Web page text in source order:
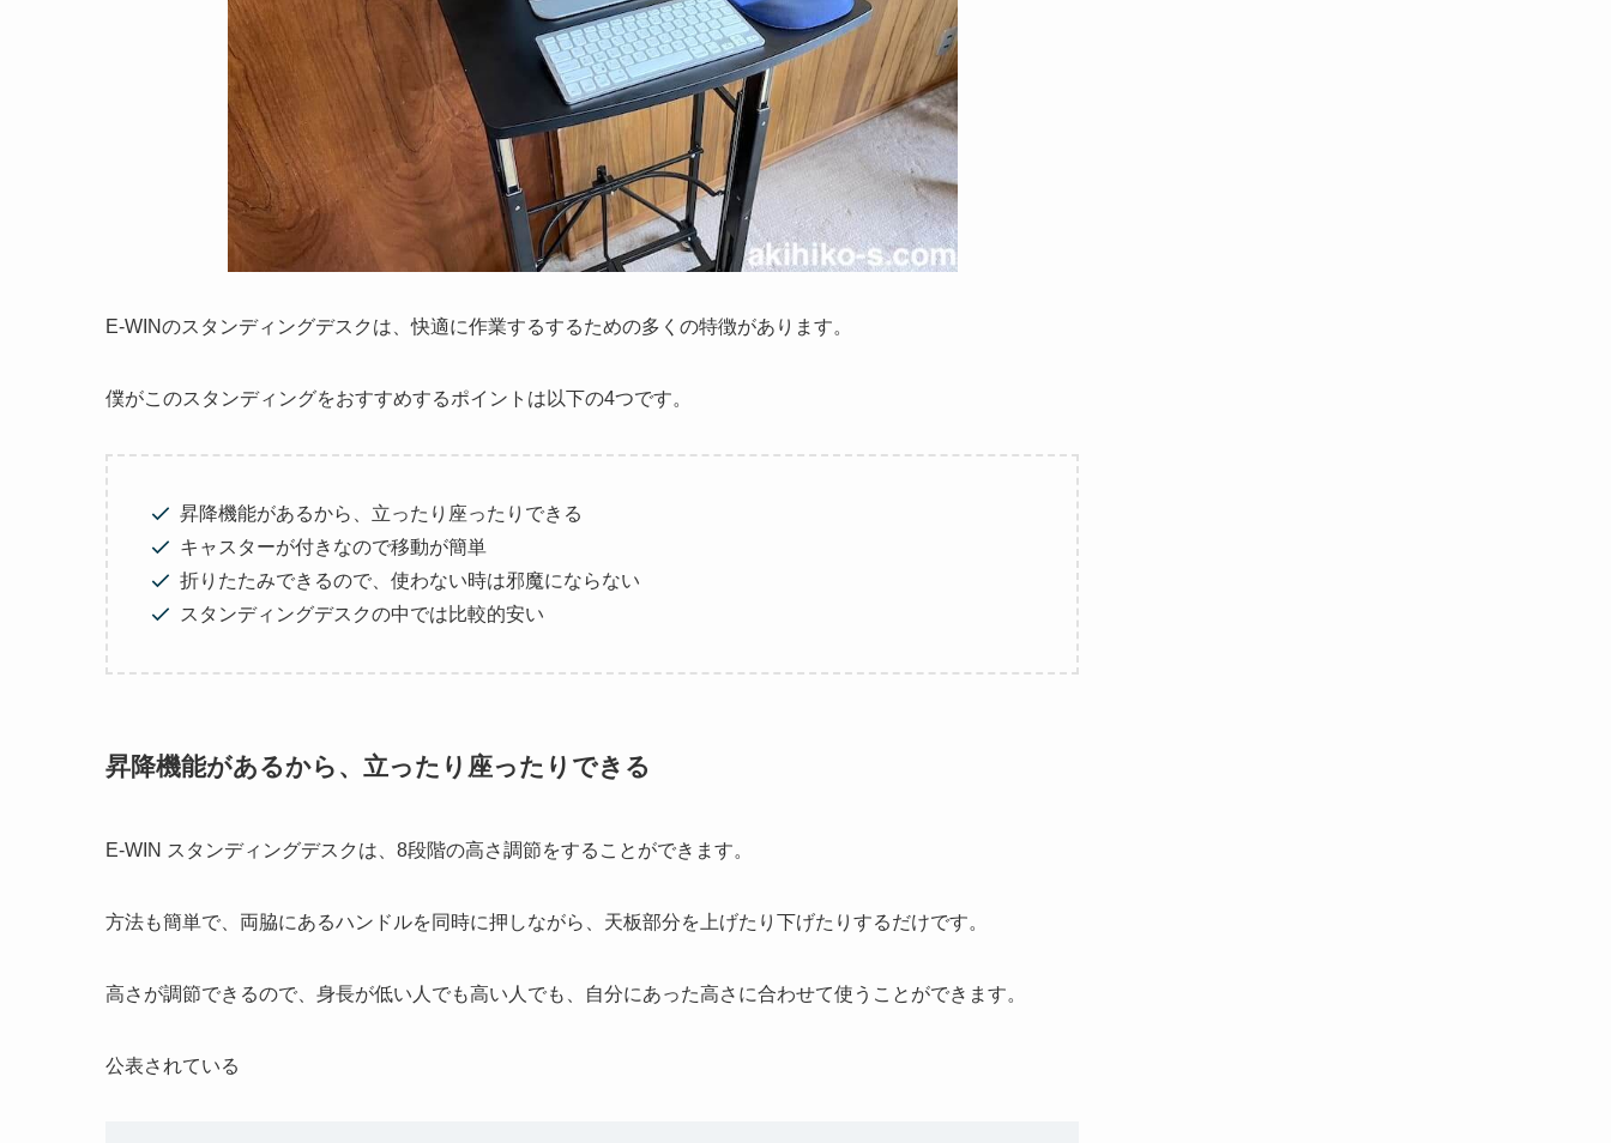
E-WINのスタンディングデスクは、快適に作業するするための多くの特徴があります。
僕がこのスタンディングをおすすめするポイントは以下の4つです。
昇降機能があるから、立ったり座ったりできる
キャスターが付きなので移動が簡単
折りたたみできるので、使わない時は邪魔にならない
スタンディングデスクの中では比較的安い
昇降機能があるから、立ったり座ったりできる
E-WIN スタンディングデスクは、8段階の高さ調節をすることができます。
方法も簡単で、両脇にあるハンドルを同時に押しながら、天板部分を上げたり下げたりするだけです。
高さが調節できるので、身長が低い人でも高い人でも、自分にあった高さに合わせて使うことができます。
公表されている